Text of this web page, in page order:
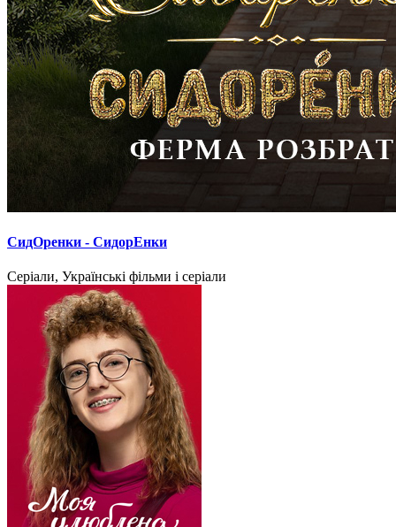
СидОренки - СидорЕнки
Серіали, Українські фільми і серіали